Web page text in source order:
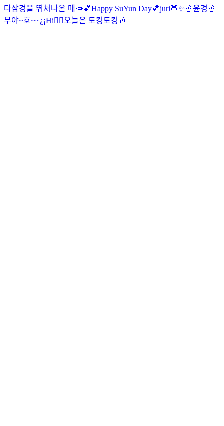
다삼경을 뛰쳐나온 매🥕💕Happy SuYun​ Day💕juri🍑✨🍎윤경🍎
무야~호~~¿¡Hi🙋‍♀️ 오늘은 토킹토킹🎶